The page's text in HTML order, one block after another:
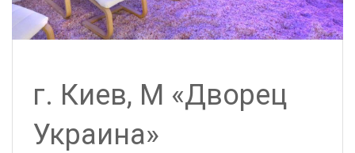
г. Киев, М «Дворец
Украина»